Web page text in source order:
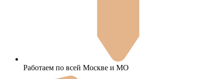
Работаем по всей Москве и МО